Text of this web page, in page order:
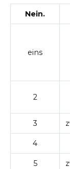
Nein.
eins
2
3
4
5